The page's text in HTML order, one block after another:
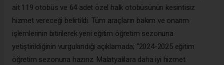
ait 119 otobüs ve 64 adet özel halk otobüsünün kesintisiz
hizmet vereceği belirtildi. Tüm araçların bakım ve onarım
işlemlerinin bitirilerek yeni eğitim öğretim sezonuna
yetiştirildiğinin vurgulandığı açıklamada; “2024-2025 eğitim
öğretim sezonuna hazırız. Malatyalılara daha iyi hizmet